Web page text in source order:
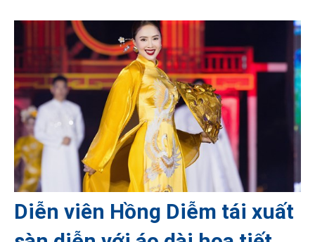
Diễn viên Hồng Diễm tái xuất